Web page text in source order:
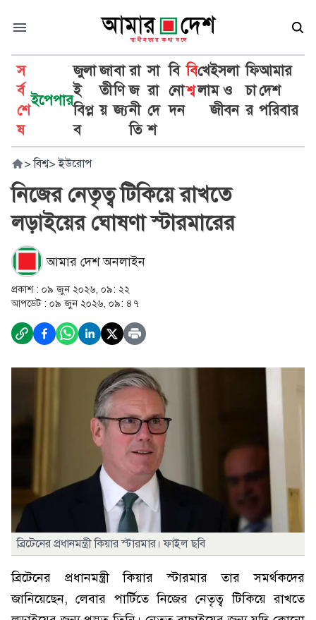
স
র্ব
শে
ষ
ইপেপার
জুলা
ই
বিপ্ল
ব
জা
তী
য়
বা
ণি
জ্য
রা
জ
নী
তি
সা
রা
দে
শ
বি
নো
দন
বি
শ্ব
খে
লা
ইসলা
ম ও
জীবন
ফি
চা
র
আমার
দেশ
পরিবার
> বিশ্ব> ইউরোপ
নিজের নেতৃত্ব টিকিয়ে রাখতে
লড়াইয়ের ঘোষণা স্টারমারের
আমার দেশ অনলাইন
প্রকাশ : ০৯ জুন ২০২৬, ০৯: ২২
আপডেট : ০৯ জুন ২০২৬, ০৯: ৪৭
ব্রিটেনের প্রধানমন্ত্রী কিয়ার স্টারমার। ফাইল ছবি
ব্রিটেনের প্রধানমন্ত্রী কিয়ার স্টারমার তার সমর্থকদের
জানিয়েছেন, লেবার পার্টিতে নিজের নেতৃত্ব টিকিয়ে রাখতে